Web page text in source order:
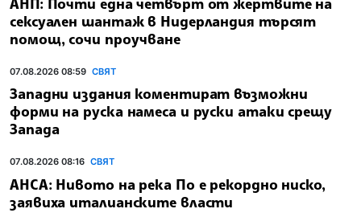
сексуален шантаж в Нидерландия търсят
помощ, сочи проучване
07.08.2026 08:59 СВЯТ
Западни издания коментират възможни
форми на руска намеса и руски атаки срещу
Запада
07.08.2026 08:16 СВЯТ
АНСА: Нивото на река По е рекордно ниско,
заявиха италианските власти